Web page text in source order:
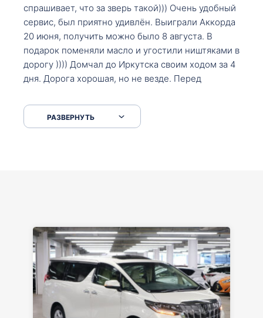
спрашивает, что за зверь такой))) Очень удобный
сервис, был приятно удивлён. Выиграли Аккорда
20 июня, получить можно было 8 августа. В
подарок поменяли масло и угостили ништяками в
дорогу )))) Домчал до Иркутска своим ходом за 4
дня. Дорога хорошая, но не везде. Перед
серпантинах по пути следования.
РАЗВЕРНУТЬ